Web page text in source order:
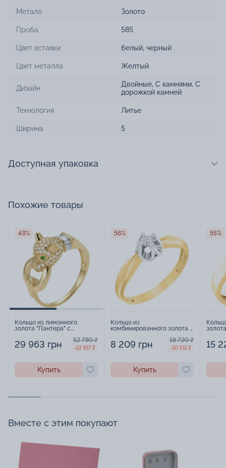
Металл Золото
Проба 585
Цвет вставки белый, черный
Цвет металла Желтый
Дизайн Двойные, С камнями, С
дорожкой камней
Технология Литье
Ширина 5
Доступная упаковка
Похожие товары
43%
Кольцо из лимонного
золота "Пантера" с
29 963 грн 52 780 ₴
-22 817 ₴
Купить
56%
Кольцо из
комбинированного золота с
8 209 грн 18 720 ₴
-10 511 ₴
Купить
55%
15
Вместе с этим покупают